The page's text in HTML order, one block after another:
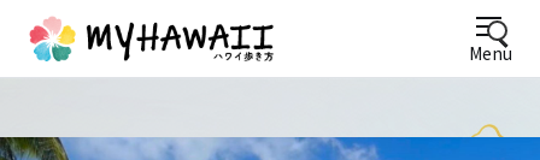
Menu